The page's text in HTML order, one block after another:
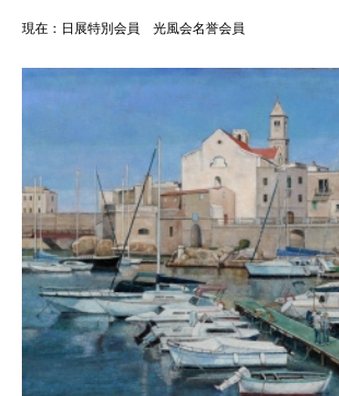
現在：日展特別会員 光風会名誉会員